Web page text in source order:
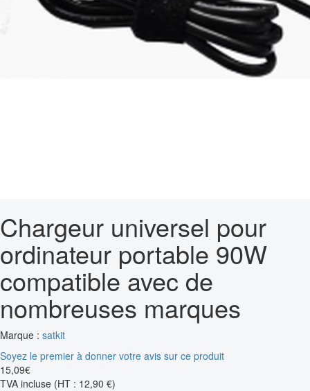
Chargeur universel pour
ordinateur portable 90W
compatible avec de
nombreuses marques
Marque : satkit
Soyez le premier à donner votre avis sur ce produit
15,09€
TVA incluse (HT : 12,90 €)